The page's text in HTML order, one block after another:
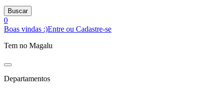
Buscar
0
Boas vindas :)Entre ou Cadastre-se
Tem no Magalu
Departamentos